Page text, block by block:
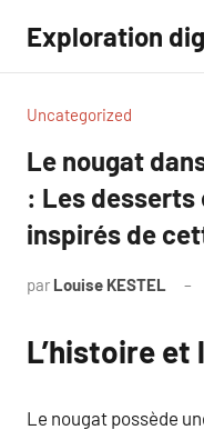
contenu
Exploration
Uncategorized
Le nougat
: Les
inspirés de
par Louise KESTEL
L’histoire et
Le nougat possède